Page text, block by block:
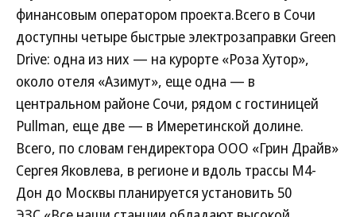
финансовым оператором проекта.Всего в Сочи
доступны четыре быстрые электрозаправки Green
Drive: одна из них — на курорте «Роза Хутор»,
около отеля «Азимут», еще одна — в
центральном районе Сочи, рядом с гостиницей
Pullman, еще две — в Имеретинской долине.
Всего, по словам гендиректора ООО «Грин Драйв»
Сергея Яковлева, в регионе и вдоль трассы М4-
Дон до Москвы планируется установить 50